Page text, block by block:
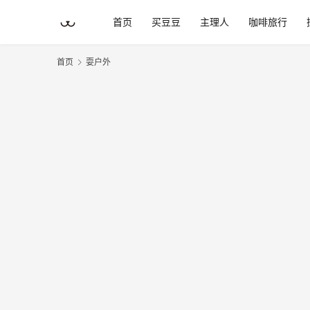
首页 买豆豆 主理人 咖啡旅行
首页 耍户外